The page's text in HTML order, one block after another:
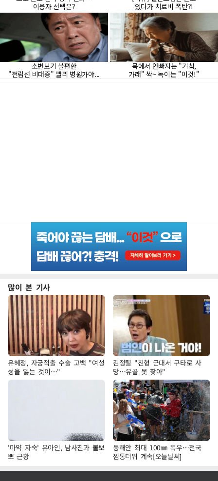
많이 본 기사
유혜정, 자궁적출 수술 고백 "여성
성을 잃는 것이…"
김정렬 "친형 군대서 구타로 사
망…유골 못 찾아"
'마약 자숙' 유아인, 남사친과 볼뽀
뽀 근황
동해안 최대 100㎜ 폭우…전국
찜통더위 계속[오늘날씨]